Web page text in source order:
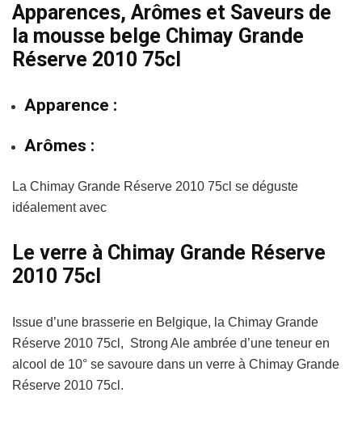
Apparences, Arômes et Saveurs de
la mousse belge Chimay Grande
Réserve 2010 75cl
Apparence :
Arômes :
La Chimay Grande Réserve 2010 75cl se déguste
idéalement avec
Le verre à Chimay Grande Réserve
2010 75cl
Issue d’une brasserie en Belgique, la Chimay Grande
Réserve 2010 75cl, Strong Ale ambrée d’une teneur en
alcool de 10° se savoure dans un verre à Chimay Grande
Réserve 2010 75cl.